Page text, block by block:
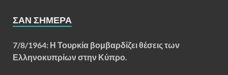
ΣΑΝ ΣΉΜΕΡΑ
7/8/1964: Η Τουρκία βομβαρδίζει θέσεις των
Ελληνοκυπρίων στην Κύπρο.